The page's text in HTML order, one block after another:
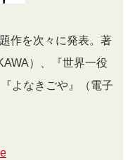
作を次々に発表。著
）、『世界一役
よなきごや』（電子